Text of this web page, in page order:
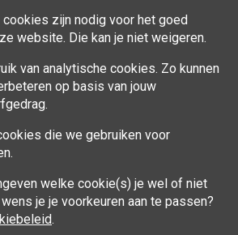
zijn nodig voor het goed
website. Die kan je niet weigeren.
van analytische cookies. Zo kunnen
op basis van jouw
die we gebruiken voor
welke cookie(s) je wel of niet
je je voorkeuren aan te passen?
.